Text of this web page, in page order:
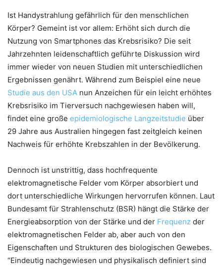
Ist Handystrahlung gefährlich für den menschlichen
Körper? Gemeint ist vor allem: Erhöht sich durch die
Nutzung von Smartphones das Krebsrisiko? Die seit
Jahrzehnten leidenschaftlich geführte Diskussion wird
immer wieder von neuen Studien mit unterschiedlichen
Ergebnissen genährt. Während zum Beispiel eine neue
Studie aus den USA nun Anzeichen für ein leicht erhöhtes
Krebsrisiko im Tierversuch nachgewiesen haben will,
findet eine große epidemiologische Langzeitstudie über
29 Jahre aus Australien hingegen fast zeitgleich keinen
Nachweis für erhöhte Krebszahlen in der Bevölkerung.
Dennoch ist unstrittig, dass hochfrequente
elektromagnetische Felder vom Körper absorbiert und
dort unterschiedliche Wirkungen hervorrufen können. Laut
Bundesamt für Strahlenschutz (BSR) hängt die Stärke der
Energieabsorption von der Stärke und der Frequenz der
elektromagnetischen Felder ab, aber auch von den
Eigenschaften und Strukturen des biologischen Gewebes.
“Eindeutig nachgewiesen und physikalisch definiert sind